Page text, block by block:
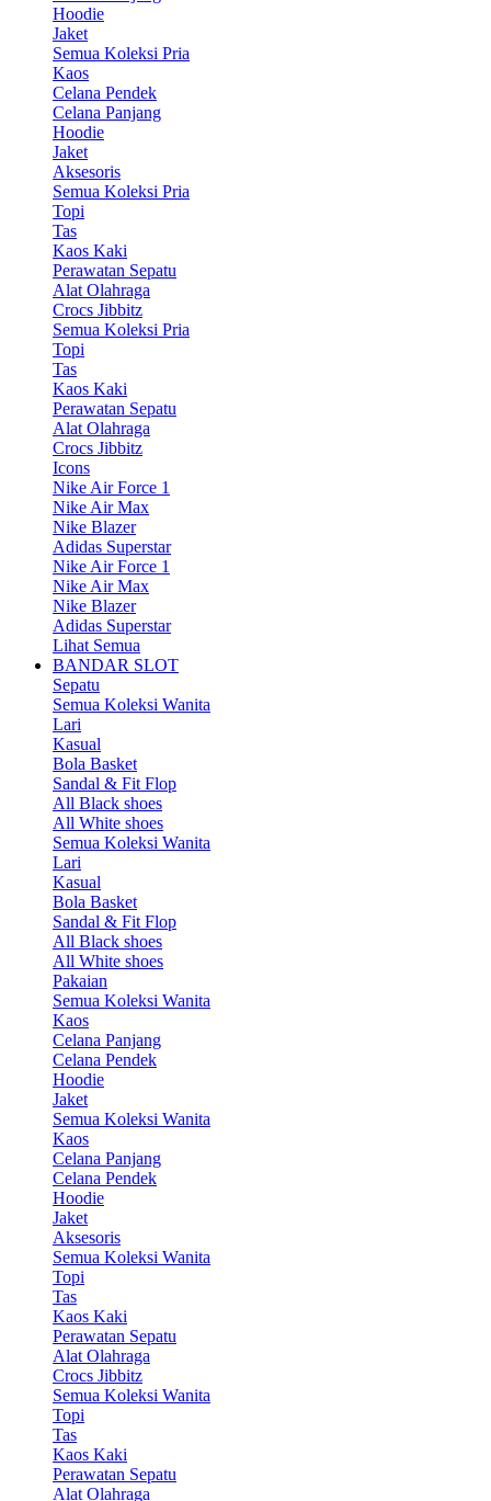
Hoodie
Jaket
Semua Koleksi Pria
Kaos
Celana Pendek
Celana Panjang
Hoodie
Jaket
Aksesoris
Semua Koleksi Pria
Topi
Tas
Kaos Kaki
Perawatan Sepatu
Alat Olahraga
Crocs Jibbitz
Semua Koleksi Pria
Topi
Tas
Kaos Kaki
Perawatan Sepatu
Alat Olahraga
Crocs Jibbitz
Icons
Nike Air Force 1
Nike Air Max
Nike Blazer
Adidas Superstar
Nike Air Force 1
Nike Air Max
Nike Blazer
Adidas Superstar
Lihat Semua
BANDAR SLOT
Sepatu
Semua Koleksi Wanita
Lari
Kasual
Bola Basket
Sandal & Fit Flop
All Black shoes
All White shoes
Semua Koleksi Wanita
Lari
Kasual
Bola Basket
Sandal & Fit Flop
All Black shoes
All White shoes
Pakaian
Semua Koleksi Wanita
Kaos
Celana Panjang
Celana Pendek
Hoodie
Jaket
Semua Koleksi Wanita
Kaos
Celana Panjang
Celana Pendek
Hoodie
Jaket
Aksesoris
Semua Koleksi Wanita
Topi
Tas
Kaos Kaki
Perawatan Sepatu
Alat Olahraga
Crocs Jibbitz
Semua Koleksi Wanita
Topi
Tas
Kaos Kaki
Perawatan Sepatu
Alat Olahraga